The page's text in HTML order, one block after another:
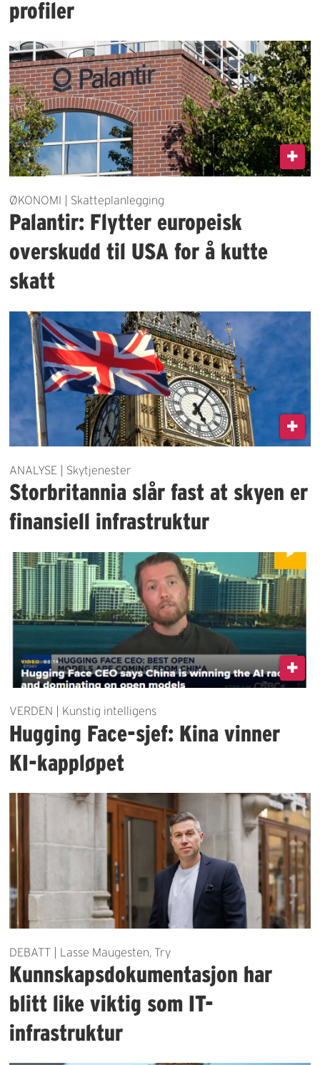
profiler
ØKONOMI | Skatteplanlegging
Palantir: Flytter europeisk
overskudd til USA for å kutte
skatt
ANALYSE | Skytjenester
Storbritannia slår fast at skyen er
finansiell infrastruktur
VERDEN | Kunstig intelligens
Hugging Face-sjef: Kina vinner
KI-kappløpet
DEBATT | Lasse Maugesten, Try
Kunnskapsdokumentasjon har
blitt like viktig som IT-
infrastruktur